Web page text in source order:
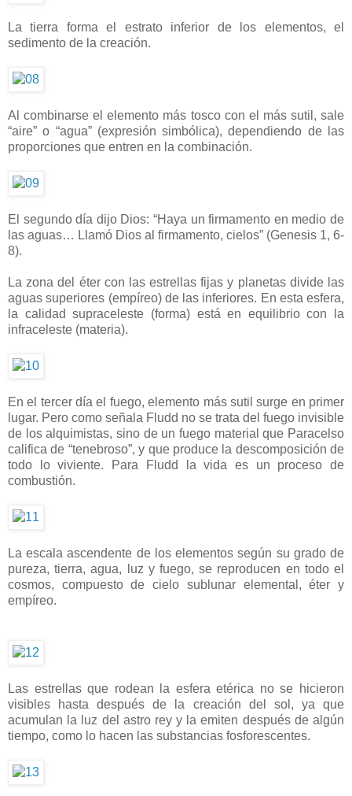
La tierra forma el estrato inferior de los elementos, el
sedimento de la creación.
Al combinarse el elemento más tosco con el más sutil, sale
“aire” o “agua” (expresión simbólica), dependiendo de las
proporciones que entren en la combinación.
El segundo día dijo Dios: “Haya un firmamento en medio de
las aguas… Llamó Dios al firmamento, cielos” (Genesis 1, 6-
8).
La zona del éter con las estrellas fijas y planetas divide las
aguas superiores (empíreo) de las inferiores. En esta esfera,
la calidad supraceleste (forma) está en equilibrio con la
infraceleste (materia).
En el tercer día el fuego, elemento más sutil surge en primer
lugar. Pero como señala Fludd no se trata del fuego invisible
de los alquimistas, sino de un fuego material que Paracelso
califica de “tenebroso”, y que produce la descomposición de
todo lo viviente. Para Fludd la vida es un proceso de
combustión.
La escala ascendente de los elementos según su grado de
pureza, tierra, agua, luz y fuego, se reproducen en todo el
cosmos, compuesto de cielo sublunar elemental, éter y
empíreo.
Las estrellas que rodean la esfera etérica no se hicieron
visibles hasta después de la creación del sol, ya que
acumulan la luz del astro rey y la emiten después de algún
tiempo, como lo hacen las substancias fosforescentes.